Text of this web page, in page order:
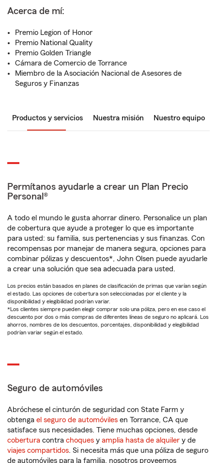
Acerca de mí:
Premio Legion of Honor
Premio National Quality
Premio Golden Triangle
Cámara de Comercio de Torrance
Miembro de la Asociación Nacional de Asesores de
Seguros y Finanzas
Productos y servicios Nuestra misión Nuestro equipo
Permítanos ayudarle a crear un Plan Precio
Personal®
A todo el mundo le gusta ahorrar dinero. Personalice un plan
de cobertura que ayude a proteger lo que es importante
para usted: su familia, sus pertenencias y sus finanzas. Con
recompensas por manejar de manera segura, opciones para
combinar pólizas y descuentos*, John Olsen puede ayudarle
a crear una solución que sea adecuada para usted.
Los precios están basados en planes de clasificación de primas que varían según
el estado. Las opciones de cobertura son seleccionadas por el cliente y la
disponibilidad y elegibilidad podrían variar.
*Los clientes siempre pueden elegir comprar solo una póliza, pero en ese caso el
descuento por dos o más compras de diferentes líneas de seguro no aplicará. Los
ahorros, nombres de los descuentos, porcentajes, disponibilidad y elegibilidad
podrían variar según el estado.
Seguro de automóviles
Abróchese el cinturón de seguridad con State Farm y
obtenga el seguro de automóviles en Torrance, CA que
satisface sus necesidades. Tiene muchas opciones, desde
cobertura contra choques y amplia hasta de alquiler y de
viajes compartidos. Si necesita más que una póliza de seguro
de automóviles para la familia, nosotros proveemos